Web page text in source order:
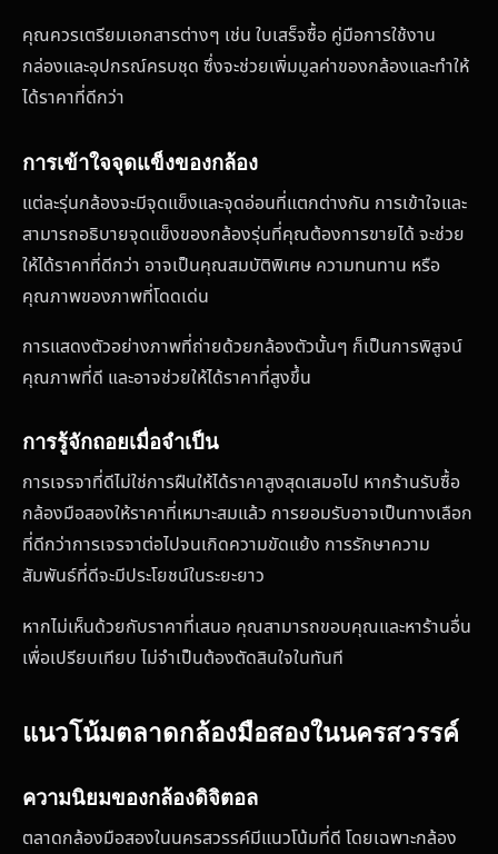
คุณควรเตรียมเอกสารต่างๆ เช่น ใบเสร็จซื้อ คู่มือการใช้งาน
กล่องและอุปกรณ์ครบชุด ซึ่งจะช่วยเพิ่มมูลค่าของกล้องและทำให้
ได้ราคาที่ดีกว่า
การเข้าใจจุดแข็งของกล้อง
แต่ละรุ่นกล้องจะมีจุดแข็งและจุดอ่อนที่แตกต่างกัน การเข้าใจและ
สามารถอธิบายจุดแข็งของกล้องรุ่นที่คุณต้องการขายได้ จะช่วย
ให้ได้ราคาที่ดีกว่า อาจเป็นคุณสมบัติพิเศษ ความทนทาน หรือ
คุณภาพของภาพที่โดดเด่น
การแสดงตัวอย่างภาพที่ถ่ายด้วยกล้องตัวนั้นๆ ก็เป็นการพิสูจน์
คุณภาพที่ดี และอาจช่วยให้ได้ราคาที่สูงขึ้น
การรู้จักถอยเมื่อจำเป็น
การเจรจาที่ดีไม่ใช่การฝืนให้ได้ราคาสูงสุดเสมอไป หากร้านรับซื้อ
กล้องมือสองให้ราคาที่เหมาะสมแล้ว การยอมรับอาจเป็นทางเลือก
ที่ดีกว่าการเจรจาต่อไปจนเกิดความขัดแย้ง การรักษาความ
สัมพันธ์ที่ดีจะมีประโยชน์ในระยะยาว
หากไม่เห็นด้วยกับราคาที่เสนอ คุณสามารถขอบคุณและหาร้านอื่น
เพื่อเปรียบเทียบ ไม่จำเป็นต้องตัดสินใจในทันที
แนวโน้มตลาดกล้องมือสองในนครสวรรค์
ความนิยมของกล้องดิจิตอล
ตลาดกล้องมือสองในนครสวรรค์มีแนวโน้มที่ดี โดยเฉพาะกล้อง